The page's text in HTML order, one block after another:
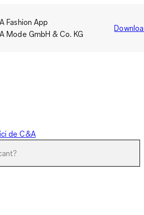
Fashion App
Mode GmbH & Co. KG
de C&A